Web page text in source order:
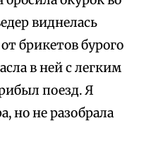
виднелась
брикетов бурого
в ней с легким
поезд. Я
но не разобрала